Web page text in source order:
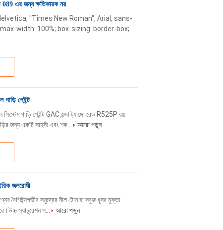
089 এর জন্য ক্ষতিকারক নয়
"Times New Roman", Arial, sans-
width: 100%; box-sizing: border-box;
গাড়ি পেইন্ট
গাড়ি পেইন্ট GAC হন্ডা ট্যাঙ্গো রেড R525P রঙ
জন্য একটি সাহসী এবং শক...
আরো পড়ুন
জলরোধী
বৈশিষ্ট্যগভীর সমুদ্রের নীল টোন যা সবুজ ধূসর মুক্তা
স্যাচুরেশন স...
আরো পড়ুন